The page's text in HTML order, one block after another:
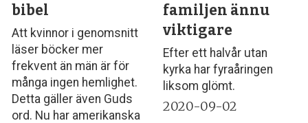
bibel
Att kvinnor i genomsnitt
läser böcker mer
frekvent än män är för
många ingen hemlighet.
Detta gäller även Guds
ord. Nu har amerikanska
familjen ännu
viktigare
Efter ett halvår utan
kyrka har fyraåringen
liksom glömt.
2020-09-02